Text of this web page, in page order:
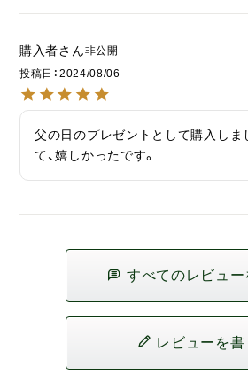
購入者
非公開
投稿日
2024/08/06
父の日のプレゼントとして購入しま
て、嬉しかったです。
すべてのレビュー
レビューを書